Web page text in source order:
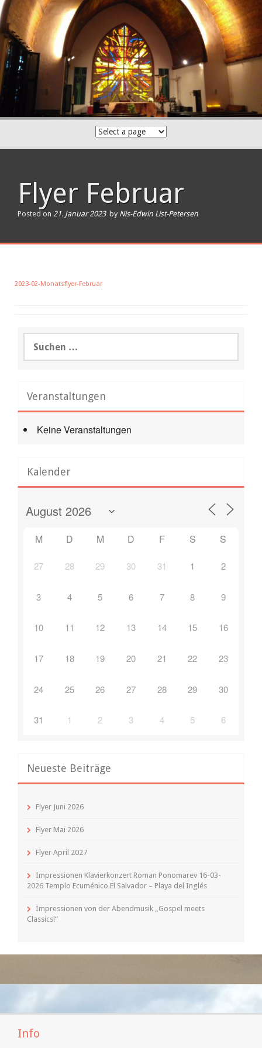
Skip
to
content
Flyer Februar
Posted on 21. Januar 2023 by Nis-Edwin List-Petersen
2023-02-Monatsflyer-Februar
nach:
Veranstaltungen
Keine Veranstaltungen
Kalender
M D M D F S S
27 28 29 30 31 1 2
3 4 5 6 7 8 9
10 11 12 13 14 15 16
17 18 19 20 21 22 23
24 25 26 27 28 29 30
31 1 2 3 4 5 6
Neueste Beiträge
Flyer Juni 2026
Flyer Mai 2026
Flyer April 2027
Impressionen Klavierkonzert Roman Ponomarev 16-03-
2026 Templo Ecuménico El Salvador – Playa del Inglés
Impressionen von der Abendmusik „Gospel meets
Classics!“
Info